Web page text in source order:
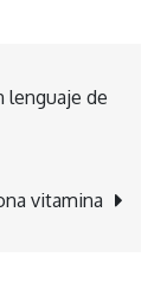
lenguaje de
vitamina